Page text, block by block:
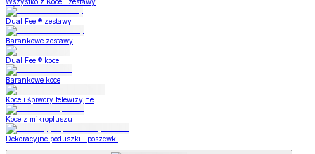
Dual Feel® zestawy
Barankowe zestawy
Dual Feel® koce
Barankowe koce
Koce i śpiwory telewizyjne
Koce z mikropluszu
Dekoracyjne poduszki i poszewki